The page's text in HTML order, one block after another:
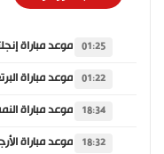
01:25
01:22
18:34
18:32